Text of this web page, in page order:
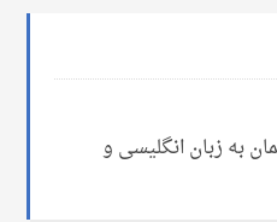
به وقت آلمان به زبان انگلیسی و